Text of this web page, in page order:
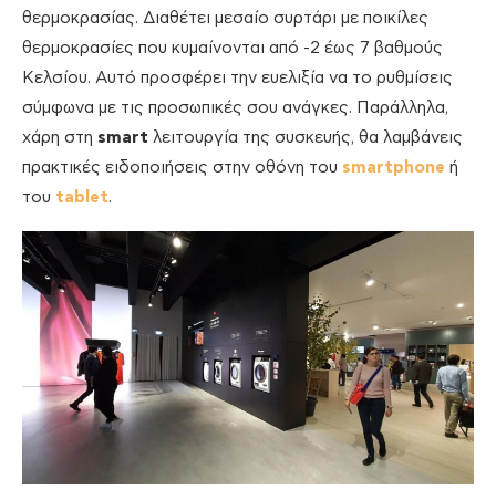
θερμοκρασίας. Διαθέτει μεσαίο συρτάρι με ποικίλες
θερμοκρασίες που κυμαίνονται από -2 έως 7 βαθμούς
Κελσίου. Αυτό προσφέρει την ευελιξία να το ρυθμίσεις
σύμφωνα με τις προσωπικές σου ανάγκες. Παράλληλα,
χάρη στη smart λειτουργία της συσκευής, θα λαμβάνεις
πρακτικές ειδοποιήσεις στην οθόνη του smartphone ή
του tablet.